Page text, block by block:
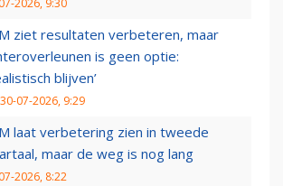
2026, 9:30
ziet resultaten verbeteren, maar
is geen optie:
blijven’
30-07-2026, 9:29
laat verbetering zien in tweede
maar de weg is nog lang
2026, 8:22